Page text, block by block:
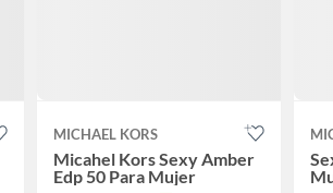
MICHAEL KORS
Micahel Kors Sexy Amber
Edp 50 Para Mujer